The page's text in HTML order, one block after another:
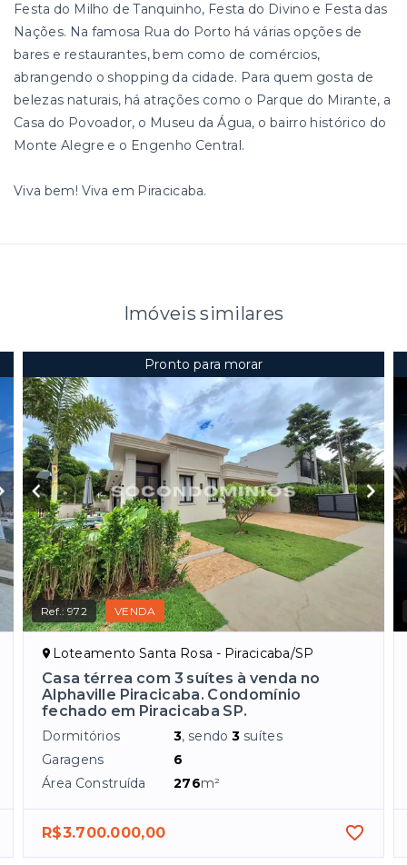
Festa do Milho de Tanquinho, Festa do Divino e Festa das
Nações. Na famosa Rua do Porto há várias opções de
bares e restaurantes, bem como de comércios,
abrangendo o shopping da cidade. Para quem gosta de
belezas naturais, há atrações como o Parque do Mirante, a
Casa do Povoador, o Museu da Água, o bairro histórico do
Monte Alegre e o Engenho Central.
Viva bem! Viva em Piracicaba.
Imóveis similares
Pronto para morar
Ref.:972 VENDA
Loteamento Santa Rosa - Piracicaba/SP
Casa térrea com 3 suítes à venda no
Alphaville Piracicaba. Condomínio
fechado em Piracicaba SP.
Dormitórios 3, sendo3 suítes
Garagens
6
Área Construída
276m²
R$3.700.000,00